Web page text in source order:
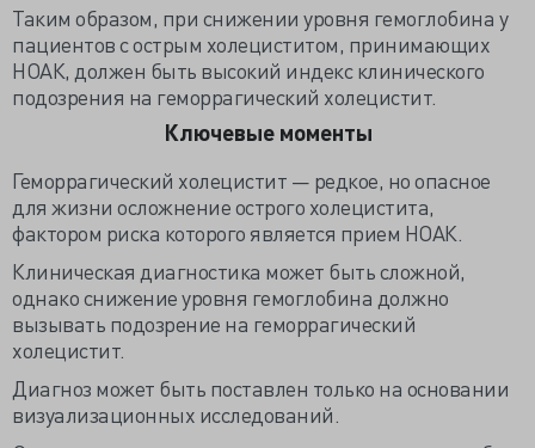
Таким образом, при снижении уровня гемоглобина у
пациентов с острым холециститом, принимающих
НОАК, должен быть высокий индекс клинического
подозрения на геморрагический холецистит.
Ключевые моменты
Геморрагический холецистит — редкое, но опасное
для жизни осложнение острого холецистита,
фактором риска которого является прием НОАК.
Клиническая диагностика может быть сложной,
однако снижение уровня гемоглобина должно
вызывать подозрение на геморрагический
холецистит.
Диагноз может быть поставлен только на основании
визуализационных исследований.